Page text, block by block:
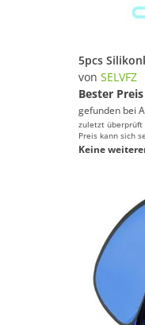
von SELVFZ
Bester Preis
gefunden bei
zuletzt überprüft
Preis kann sich
Keine